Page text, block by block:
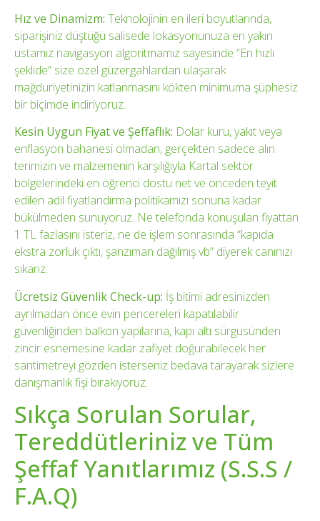
Hız ve Dinamizm: Teknolojinin en ileri boyutlarında,
siparişiniz düştüğü salisede lokasyonunuza en yakın
ustamız navigasyon algoritmamız sayesinde “En hızlı
şeklide” size özel güzergahlardan ulaşarak
mağduriyetinizin katlanmasını kökten minimuma şüphesiz
bir biçimde indiriyoruz.
Kesin Uygun Fiyat ve Şeffaflık: Dolar kuru, yakıt veya
enflasyon bahanesi olmadan, gerçekten sadece alın
terimizin ve malzemenin karşılığıyla Kartal sektör
bölgelerindeki en öğrenci dostu net ve önceden teyit
edilen adil fiyatlandırma politikamızı sonuna kadar
bükülmeden sunuyoruz. Ne telefonda konuşulan fiyattan
1 TL fazlasını isteriz, ne de işlem sonrasında “kapıda
ekstra zorluk çıktı, şanzıman dağılmış vb” diyerek canınızı
sıkarız.
Ücretsiz Güvenlik Check-up: İş bitimi adresinizden
ayrılmadan önce evin pencereleri kapatılabilir
güvenliğinden balkon yapılarına, kapı altı sürgüsünden
zincir esnemesine kadar zafiyet doğurabilecek her
santimetreyi gözden isterseniz bedava tarayarak sizlere
danışmanlık fişi bırakıyoruz.
Sıkça Sorulan Sorular,
Tereddütleriniz ve Tüm
Şeffaf Yanıtlarımız (S.S.S /
F.A.Q)